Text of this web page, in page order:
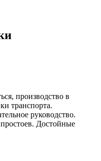
производство в
транспорта.
руководство.
Достойные